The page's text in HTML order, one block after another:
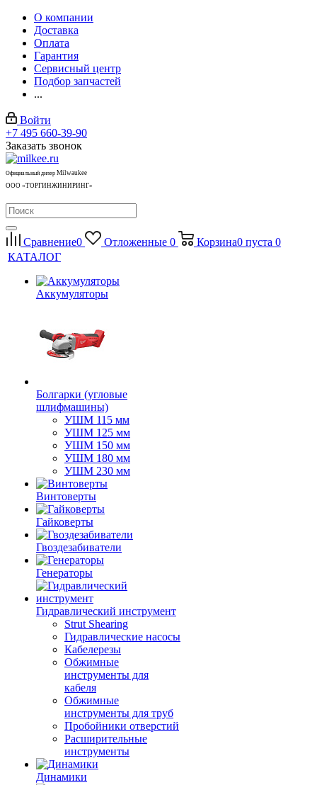
О компании
Доставка
Оплата
Гарантия
Сервисный центр
Подбор запчастей
...
Войти
+7 495 660-39-90
Заказать звонок
Официальный дилер Milwaukee
ООО «ТОРГИНЖИНИРИНГ»
Сравнение0 Отложенные 0 Корзина0 пуста 0
КАТАЛОГ
Аккумуляторы
Болгарки (угловые
шлифмашины)
УШМ 115 мм
УШМ 125 мм
УШМ 150 мм
УШМ 180 мм
УШМ 230 мм
Винтоверты
Гайковерты
Гвоздезабиватели
Генераторы
Гидравлический инструмент
Strut Shearing
Гидравлические насосы
Кабелерезы
Обжимные
инструменты для
кабеля
Обжимные
инструменты для труб
Пробойники отверстий
Расширительные
инструменты
Динамики